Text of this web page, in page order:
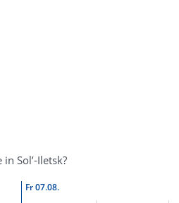
Sol’-Iletsk?
Fr07.08.